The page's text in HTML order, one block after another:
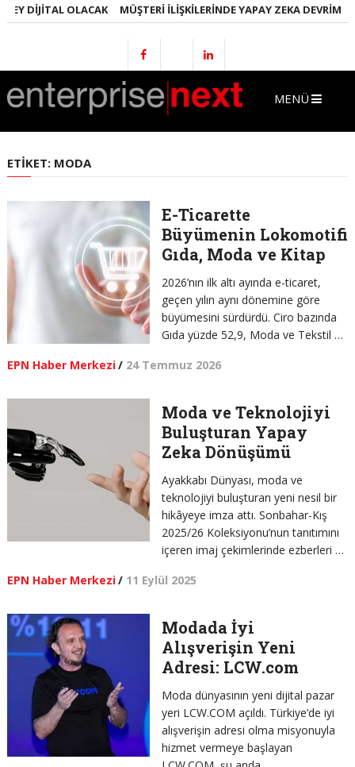
DIJITAL OLACAK MÜŞTERI İLIŞKILERINDE YAPAY ZEKA DEVRIMI
MENÜ
ETIKET: MODA
E-Ticarette
Büyümenin Lokomotifi
Gıda, Moda ve Kitap
2026’nın ilk altı ayında e-ticaret,
geçen yılın aynı dönemine göre
büyümesini sürdürdü. Ciro bazında
Gıda yüzde 52,9, Moda ve Tekstil …
EPN Haber Merkezi/ 24 Temmuz 2026
Moda ve Teknolojiyi
Buluşturan Yapay
Zeka Dönüşümü
Ayakkabı Dünyası, moda ve
teknolojiyi buluşturan yeni nesil bir
hikâyeye imza attı. Sonbahar-Kış
2025/26 Koleksiyonu’nun tanıtımını
içeren imaj çekimlerinde ezberleri …
EPN Haber Merkezi/ 11 Eylül 2025
Modada İyi
Alışverişin Yeni
Adresi: LCW.com
Moda dünyasının yeni dijital pazar
yeri LCW.COM açıldı. Türkiye’de iyi
alışverişin adresi olma misyonuyla
hizmet vermeye başlayan